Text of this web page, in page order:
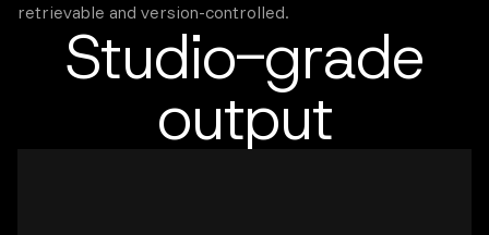
retrievable and version-controlled.
Studio-grade
output